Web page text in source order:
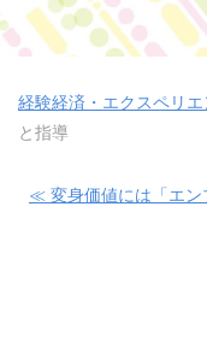
経験経済・エクスペリ
と指導
≪ 変身価値には「エン